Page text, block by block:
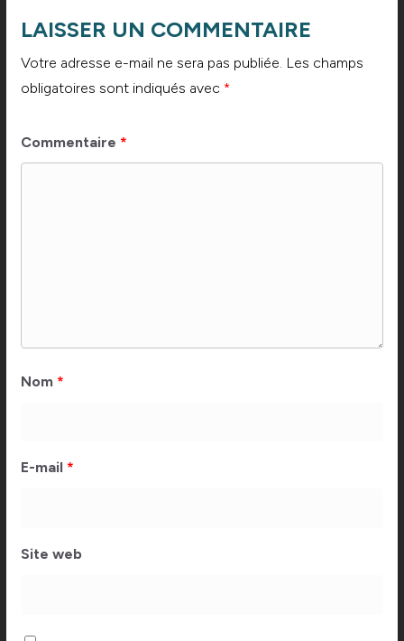
LAISSER UN COMMENTAIRE
Votre adresse e-mail ne sera pas publiée. Les champs
obligatoires sont indiqués avec *
Commentaire *
Nom *
E-mail *
Site web